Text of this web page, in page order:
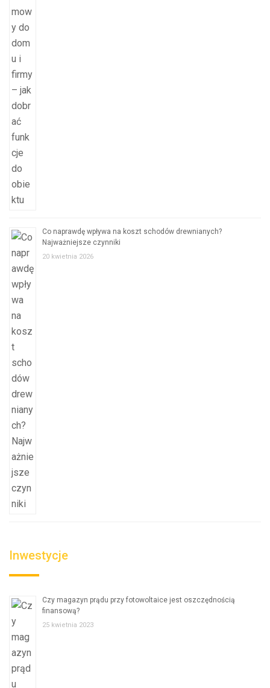
Co naprawdę wpływa na koszt schodów drewnianych?
Najważniejsze czynniki
20 kwietnia 2026
Inwestycje
Czy magazyn prądu przy fotowoltaice jest oszczędnością
finansową?
25 kwietnia 2023